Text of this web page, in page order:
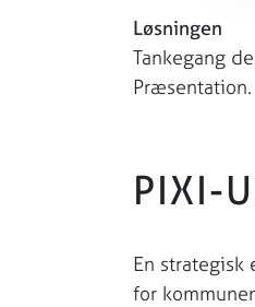
Løsningen
Tankegang
Præsentation.
PIXI-
En
for